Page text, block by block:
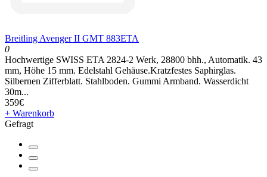
Breitling Avenger II GMT 883ETA
0
Hochwertige SWISS ETA 2824-2 Werk, 28800 bhh., Automatik. 43
mm, Höhe 15 mm. Edelstahl Gehäuse.Kratzfestes Saphirglas.
Silbernen Zifferblatt. Stahlboden. Gummi Armband. Wasserdicht
30m...
359€
+ Warenkorb
Gefragt